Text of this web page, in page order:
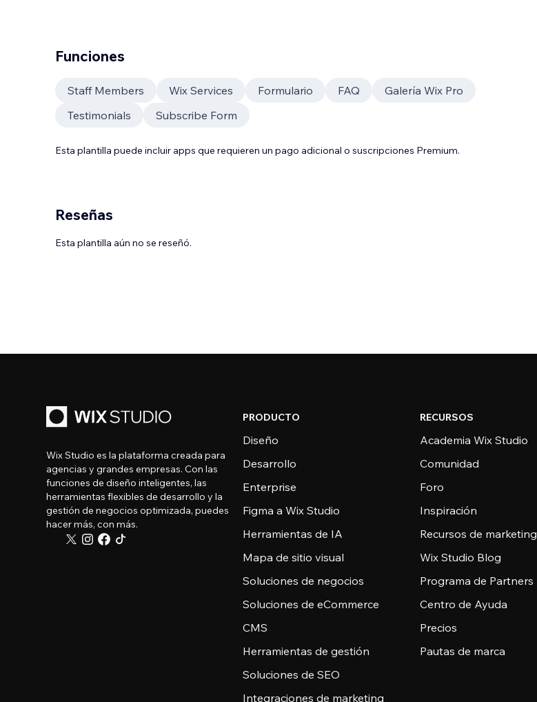
Funciones
Staff Members Wix Services Formulario FAQ
Galería Wix Pro
Testimonials
Subscribe Form
Esta plantilla puede incluir apps que requieren un pago adicional o suscripciones Premium.
Reseñas
Esta plantilla aún no se reseñó.
Wix Studio es la plataforma creada para
agencias y grandes empresas. Con las
funciones de diseño inteligentes, las
herramientas flexibles de desarrollo y la
gestión de negocios optimizada, puedes
hacer más, con más.
PRODUCTO
Diseño
Desarrollo
Enterprise
Figma a Wix Studio
Herramientas de IA
Mapa de sitio visual
Soluciones de negocios
Soluciones de eCommerce
CMS
Herramientas de gestión
Soluciones de SEO
Integraciones de marketing
RECURSOS
Academia Wix Studio
Comunidad
Foro
Inspiración
Recursos de marketing
Wix Studio Blog
Programa de Partners
Centro de Ayuda
Precios
Pautas de marca